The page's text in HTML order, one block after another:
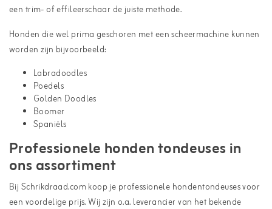
een trim- of effileerschaar de juiste methode.
Honden die wel prima geschoren met eenscheermachine kunnen
worden zijn bijvoorbeeld:
Labradoodles
Poedels
Golden Doodles
Boomer
Spaniëls
Professionele honden tondeuses in
ons assortiment
Bij Schrikdraad.com koop je professionele hondentondeuses voor
een voordelige prijs. Wij zijn o.a. leverancier van het bekende